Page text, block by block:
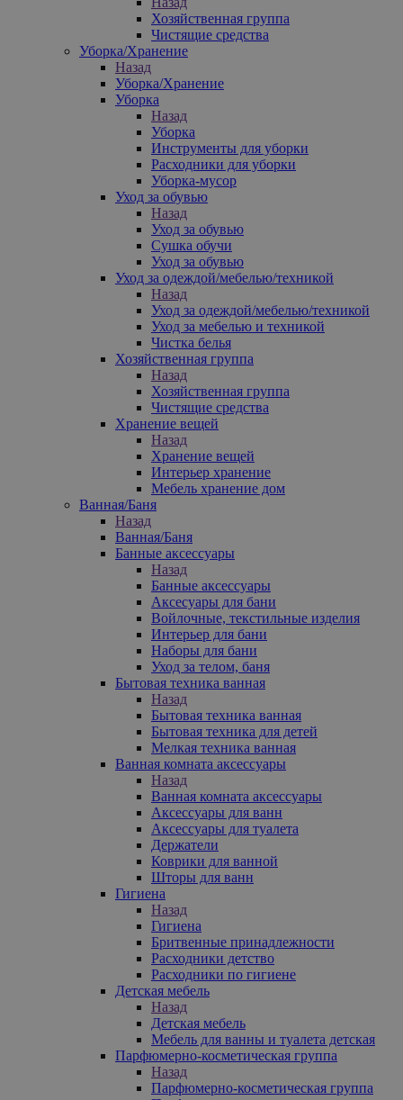
Хозяйственная группа
Чистящие средства
Уборка/Хранение
Назад
Уборка/Хранение
Уборка
Назад
Уборка
Инструменты для уборки
Расходники для уборки
Уборка-мусор
Уход за обувью
Назад
Уход за обувью
Сушка обучи
Уход за обувью
Уход за одеждой/мебелью/техникой
Назад
Уход за одеждой/мебелью/техникой
Уход за мебелью и техникой
Чистка белья
Хозяйственная группа
Назад
Хозяйственная группа
Чистящие средства
Хранение вещей
Назад
Хранение вещей
Интерьер хранение
Мебель хранение дом
Ванная/Баня
Назад
Ванная/Баня
Банные аксессуары
Назад
Банные аксессуары
Аксесуары для бани
Войлочные, текстильные изделия
Интерьер для бани
Наборы для бани
Уход за телом, баня
Бытовая техника ванная
Назад
Бытовая техника ванная
Бытовая техника для детей
Мелкая техника ванная
Ванная комната аксессуары
Назад
Ванная комната аксессуары
Аксессуары для ванн
Аксессуары для туалета
Держатели
Коврики для ванной
Шторы для ванн
Гигиена
Назад
Гигиена
Бритвенные принадлежности
Расходники детство
Расходники по гигиене
Детская мебель
Назад
Детская мебель
Мебель для ванны и туалета детская
Парфюмерно-косметическая группа
Назад
Парфюмерно-косметическая группа